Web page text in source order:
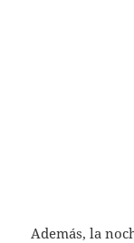
Además, la